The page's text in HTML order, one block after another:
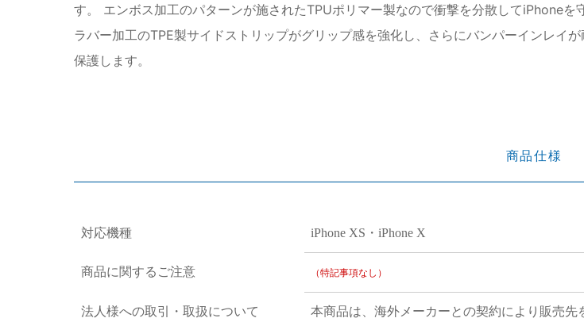
す。 エンボス加工のパターンが施されたTPUポリマー製なので衝撃を分散してiPhone
ラバー加工のTPE製サイドストリップがグリップ感を強化し、さらにバンパーインレイ
保護します。
商品仕様
対応機種 iPhone XS・iPhone X
商品に関するご注意 （特記事項なし）
法人様への取引・取扱について
本商品は、海外メーカーとの契約により販売